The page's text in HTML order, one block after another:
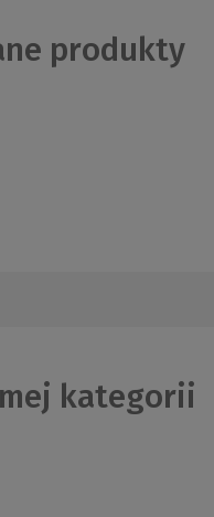
produkty
kategorii